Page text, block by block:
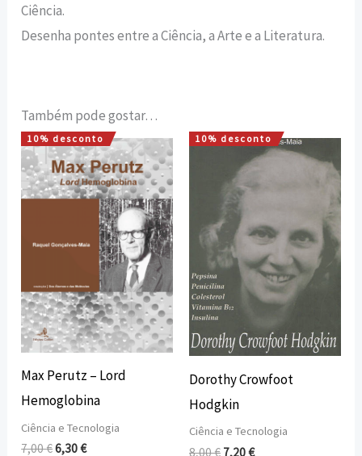
Ciência.
Desenha pontes entre a Ciência, a Arte e a Literatura.
Também pode gostar…
10% desconto
Max Perutz – Lord
Hemoglobina
Ciência e Tecnologia
7,00€
O
preço
original
era:
6,30€
O
preço
atual
é:
6,30 €.
10% desconto
Dorothy Crowfoot
Hodgkin
Ciência e Tecnologia
8,00€
O
preço
original
era:
8,00 €.
7,20€
O
preço
é: